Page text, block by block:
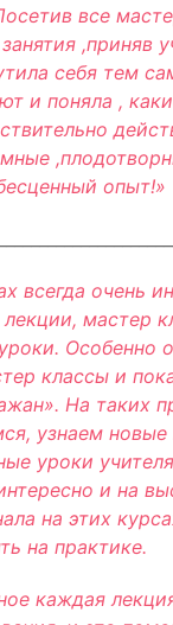
все
,приняв
себя тем
и поняла ,
опыт!»
всегда очень
мастер
Особенно
классы и
На таких
узнаем
уроки
и на
на этих
на практике.
каждая лекция